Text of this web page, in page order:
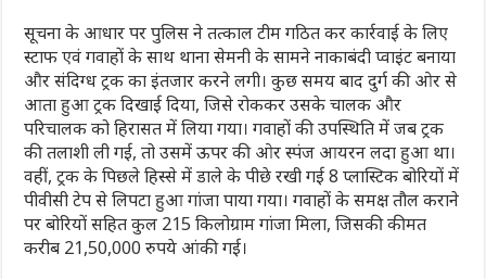
सूचना के आधार पर पुलिस ने तत्काल टीम गठित कर कार्रवाई के लिए
स्टाफ एवं गवाहों के साथ थाना सेमनी के सामने नाकाबंदी प्वाइंट बनाया
और संदिग्ध ट्रक का इंतजार करने लगी। कुछ समय बाद दुर्ग की ओर से
आता हुआ ट्रक दिखाई दिया, जिसे रोककर उसके चालक और
परिचालक को हिरासत में लिया गया। गवाहों की उपस्थिति में जब ट्रक
की तलाशी ली गई, तो उसमें ऊपर की ओर स्पंज आयरन लदा हुआ था।
वहीं, ट्रक के पिछले हिस्से में डाले के पीछे रखी गई 8 प्लास्टिक बोरियों में
पीवीसी टेप से लिपटा हुआ गांजा पाया गया। गवाहों के समक्ष तौल कराने
पर बोरियों सहित कुल 215 किलोग्राम गांजा मिला, जिसकी कीमत
करीब 21,50,000 रुपये आंकी गई।